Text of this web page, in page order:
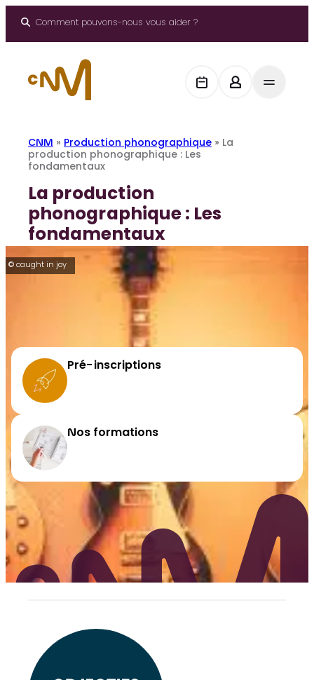
Comment pouvons-nous vous aider ?
CNM » Production phonographique » La
production phonographique : Les
fondamentaux
La production
phonographique : Les
fondamentaux
© caught in joy
Pré-inscriptions
Nos formations